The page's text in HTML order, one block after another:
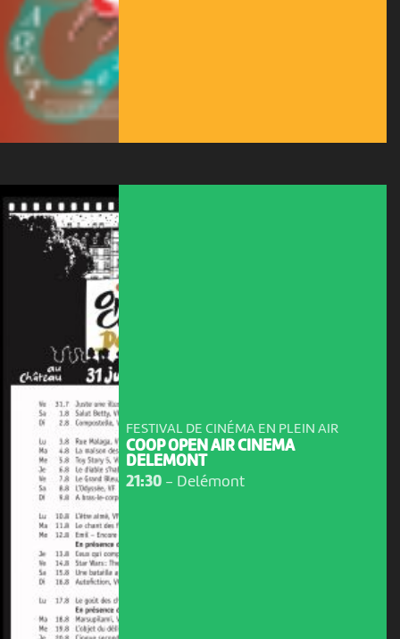
FESTIVAL DE CINÉMA EN PLEIN AIR
COOP OPEN AIR CINEMA
DELEMONT
21:30- Delémont